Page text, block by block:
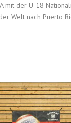
mit der U 18
Welt nach Puerto